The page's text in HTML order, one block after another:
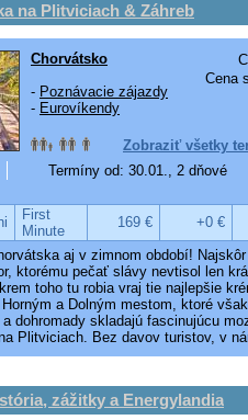
na Plitviciach & Záhreb
Cena
Chorvátsko
- Poznávacie zájazdy
- Eurovíkendy
Zobraziť všetky
Termíny od: 30.01., 2 dňové
First
Minute
169 €
+0 €
aj v zimnom období!
ktorému pečať slávy nevtisol len
toho tu robia vraj tie najlepšie
a Dolným mestom, ktoré
dohromady skladajú fascinujúcu
Plitviciach. Bez davov turistov, v
zážitky a Energylandia